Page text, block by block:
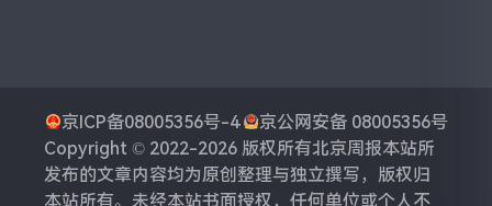
京ICP备08005356号-4
京公网安备 08005356号
Copyright © 2022-2026 版权所有北京周报本站所
发布的文章内容均为原创整理与独立撰写，版权归
本站所有。未经本站书面授权，任何单位或个人不